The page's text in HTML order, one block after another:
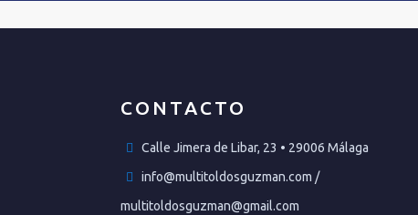
CONTACTO
Calle Jimera de Libar, 23 • 29006 Málaga
info@multitoldosguzman.com /
multitoldosguzman@gmail.com